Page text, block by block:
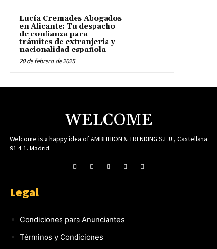
Lucía Cremades Abogados
en Alicante: Tu despacho
de confianza para
trámites de extranjeria y
nacionalidad española
20 de febrero de 2025
WELCOME
Welcome is a happy idea of AMBITHION & TRENDING S.L.U , Castellana
91 4-1. Madrid.
Legal
Condiciones para Anunciantes
Términos y Condiciones